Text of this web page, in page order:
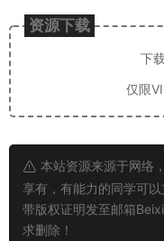
资源下载
下
仅限
本站资源来源于网络
享有，有能力的同学可
带版权证明发至邮箱
求删除！